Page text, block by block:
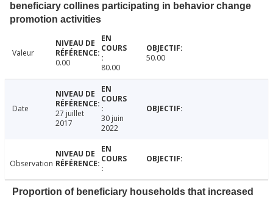
beneficiary collines participating in behavior change
promotion activities
Valeur
0.00
80.00
50.00
Date
27 juillet
2017
30 juin
2022
Observation
Proportion of beneficiary households that increased